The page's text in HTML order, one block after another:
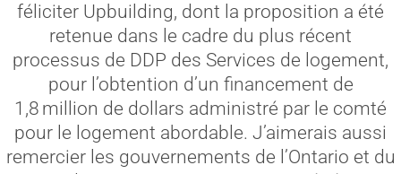
féliciter Upbuilding, dont la proposition a été
retenue dans le cadre du plus récent
processus de DDP des Services de logement,
pour l’obtention d’un financement de
1,8 million de dollars administré par le comté
pour le logement abordable. J’aimerais aussi
remercier les gouvernements de l’Ontario et du